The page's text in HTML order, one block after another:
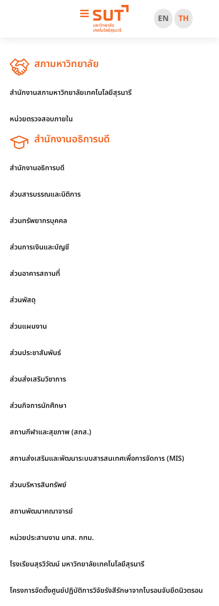
EN TH
สภามหาวิทยาลัย
สำนักงานสภามหาวิทยาลัยเทคโนโลยีสุรนารี
หน่วยตรวจสอบภายใน
สำนักงานอธิการบดี
สำนักงานอธิการบดี
ส่วนสารบรรณและนิติการ
ส่วนทรัพยากรบุคคล
ส่วนการเงินและบัญชี
ส่วนอาคารสถานที่
ส่วนพัสดุ
ส่วนแผนงาน
ส่วนประชาสัมพันธ์
ส่วนส่งเสริมวิชาการ
ส่วนกิจการนักศึกษา
สถานกีฬาและสุขภาพ (สกส.)
สถานส่งเสริมและพัฒนาระบบสารสนเทศเพื่อการจัดการ (MIS)
ส่วนบริหารสินทรัพย์
สถานพัฒนาคณาจารย์
หน่วยประสานงาน มทส. กทม.
โรงเรียนสุรวิวัฒน์ มหาวิทยาลัยเทคโนโลยีสุรนารี
โครงการจัดตั้งศูนย์ปฏิบัติการวิจัยรังสีรักษาจากโบรอนจับยึดนิวตรอน